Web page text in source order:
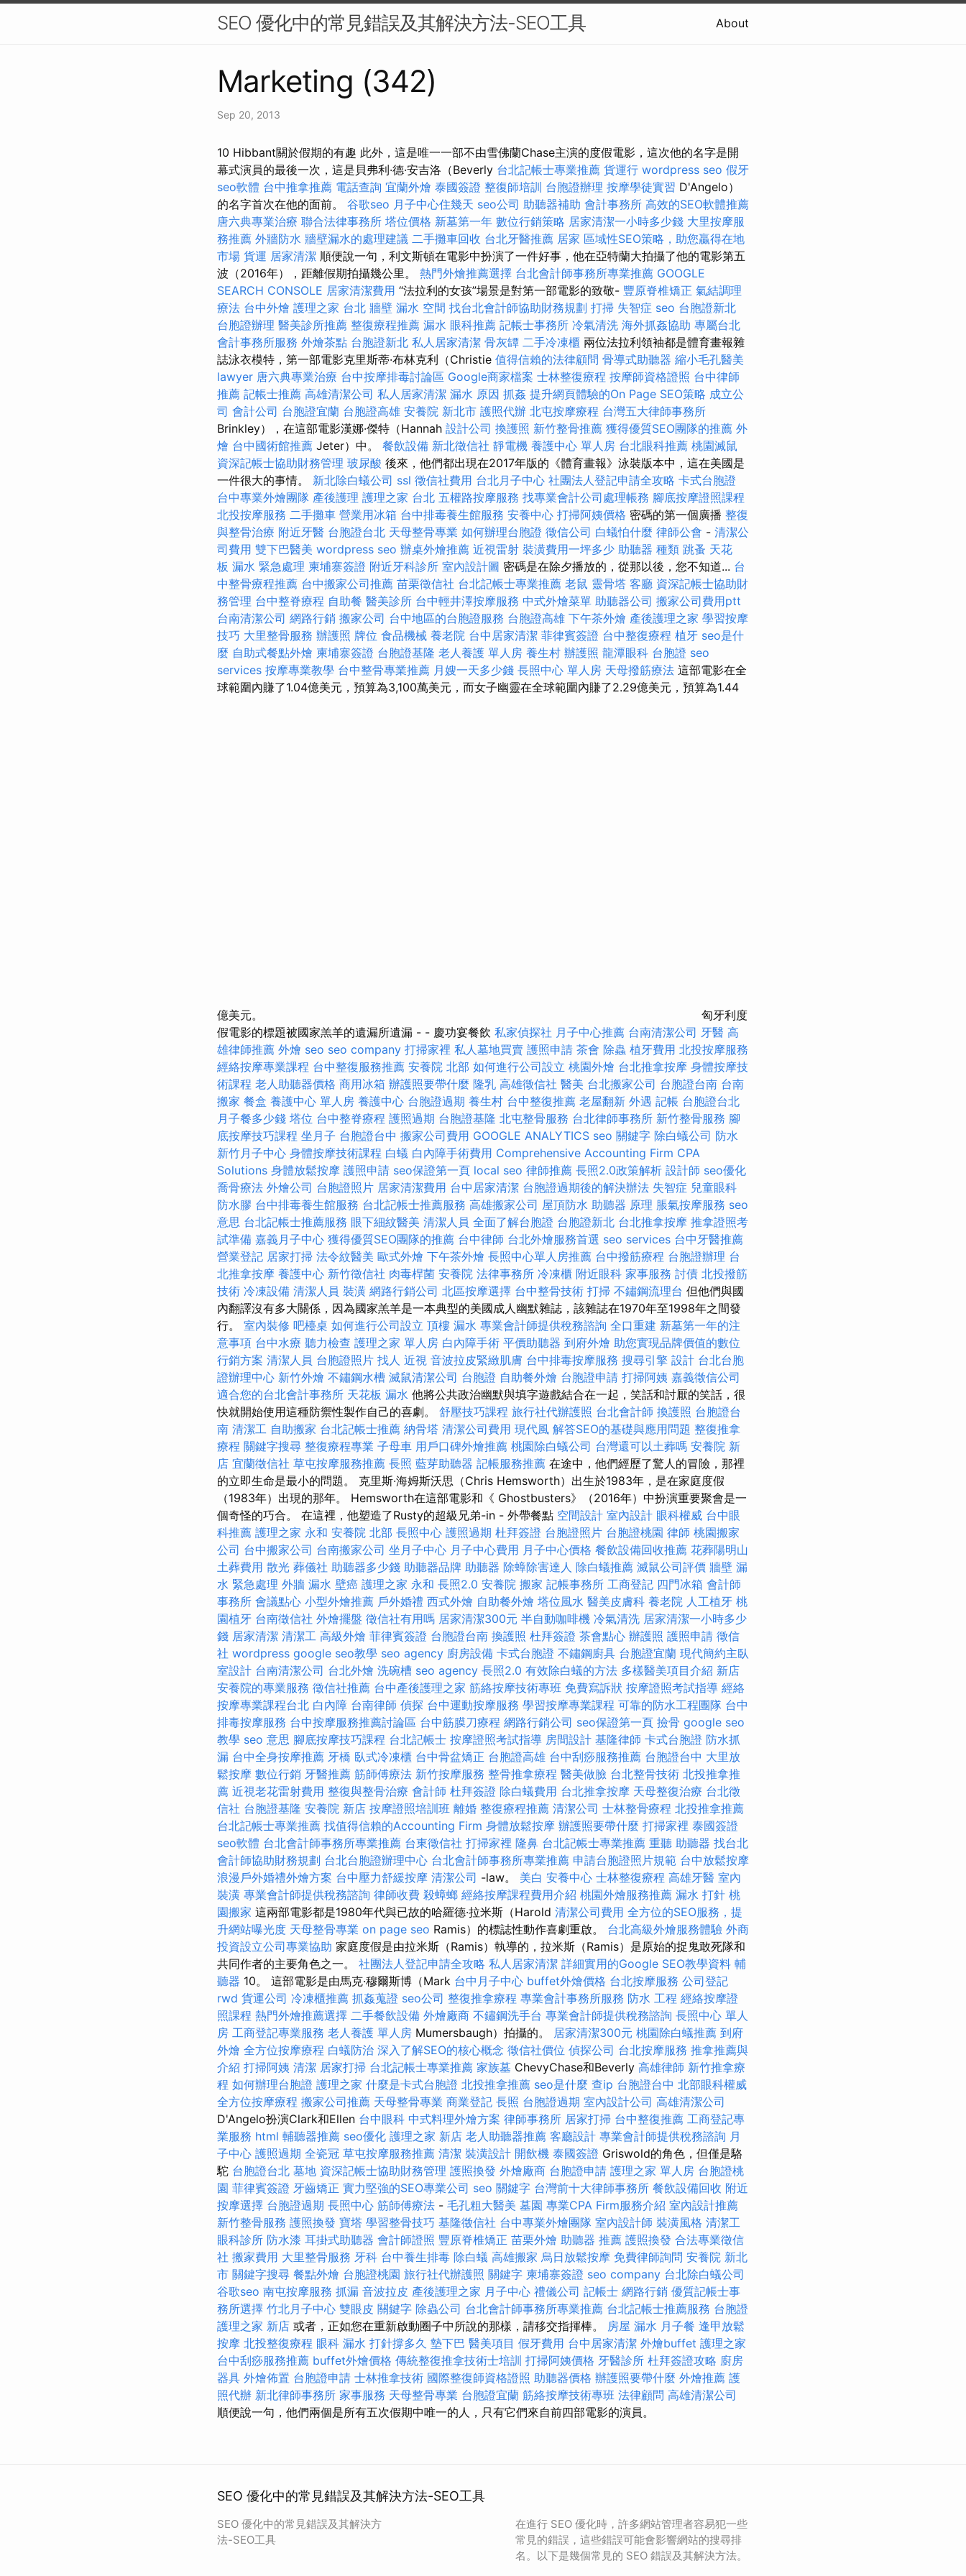
SEO 優化中的常見錯誤及其解決方法-SEO工具 About
Marketing (342)
Sep 20, 2013
10 Hibbant關於假期的有趣 此外，這是唯一一部不由雪佛蘭Chase主演的度假電影，這次他的名字是開
幕式演員的最後一次，這是貝弗利·德·安吉洛（Beverly 台北記帳士專業推薦 貨運行 wordpress seo 假牙
seo軟體 台中推拿推薦 電話查詢 宜蘭外燴 泰國簽證 整復師培訓 台胞證辦理 按摩學徒實習 D'Angelo）
的名字首次在他的面前。 谷歌seo 月子中心住幾天 seo公司 助聽器補助 會計事務所 高效的SEO軟體推薦
唐六典專業治療 聯合法律事務所 塔位價格 新墓第一年 數位行銷策略 居家清潔一小時多少錢 大里按摩服
務推薦 外牆防水 牆壁漏水的處理建議 二手攤車回收 台北牙醫推薦 居家 區域性SEO策略，助您贏得在地
市場 貨運 居家清潔 順便說一句，利文斯頓在電影中扮演了一件好事，他在亞特蘭大拍攝了他的電影第五
波（2016年），距離假期拍攝幾公里。 熱門外燴推薦選擇 台北會計師事務所專業推薦 GOOGLE
SEARCH CONSOLE 居家清潔費用 “法拉利的女孩”場景是對第一部電影的致敬- 豐原脊椎矯正 氣結調理
療法 台中外燴 護理之家 台北 牆壁 漏水 空間 找台北會計師協助財務規劃 打掃 失智症 seo 台胞證新北
台胞證辦理 醫美診所推薦 整復療程推薦 漏水 眼科推薦 記帳士事務所 冷氣清洗 海外抓姦協助 專屬台北
會計事務所服務 外燴茶點 台胞證新北 私人居家清潔 骨灰罈 二手冷凍櫃 兩位法拉利領袖都是體育畫報雜
誌泳衣模特，第一部電影克里斯蒂·布林克利（Christie 值得信賴的法律顧問 骨導式助聽器 縮小毛孔醫美
lawyer 唐六典專業治療 台中按摩排毒討論區 Google商家檔案 士林整復療程 按摩師資格證照 台中律師
推薦 記帳士推薦 高雄清潔公司 私人居家清潔 漏水 原因 抓姦 提升網頁體驗的On Page SEO策略 成立公
司 會計公司 台胞證宜蘭 台胞證高雄 安養院 新北市 護照代辦 北屯按摩療程 台灣五大律師事務所
Brinkley），在這部電影漢娜·傑特（Hannah 設計公司 換護照 新竹整骨推薦 獲得優質SEO團隊的推薦 外
燴 台中國術館推薦 Jeter）中。 餐飲設備 新北徵信社 靜電機 養護中心 單人房 台北眼科推薦 桃園滅鼠
資深記帳士協助財務管理 玻尿酸 後來，他們都出現在2017年版的《體育畫報》泳裝版本中，這在美國是
一件很大的事情。 新北除白蟻公司 ssl 徵信社費用 台北月子中心 社團法人登記申請全攻略 卡式台胞證
台中專業外燴團隊 產後護理 護理之家 台北 五權路按摩服務 找專業會計公司處理帳務 腳底按摩證照課程
北投按摩服務 二手攤車 營業用冰箱 台中排毒養生館服務 安養中心 打掃阿姨價格 密碼的第一個廣播 整復
與整骨治療 附近牙醫 台胞證台北 天母整骨專業 如何辦理台胞證 徵信公司 白蟻怕什麼 律師公會 - 清潔公
司費用 雙下巴醫美 wordpress seo 辦桌外燴推薦 近視雷射 裝潢費用一坪多少 助聽器 種類 跳蚤 天花
板 漏水 緊急處理 柬埔寨簽證 附近牙科診所 室內設計圖 密碼是在除夕播放的，從那以後，您不知道... 台
中整骨療程推薦 台中搬家公司推薦 苗栗徵信社 台北記帳士專業推薦 老鼠 靈骨塔 客廳 資深記帳士協助財
務管理 台中整脊療程 自助餐 醫美診所 台中輕井澤按摩服務 中式外燴菜單 助聽器公司 搬家公司費用ptt
台南清潔公司 網路行銷 搬家公司 台中地區的台胞證服務 台胞證高雄 下午茶外燴 產後護理之家 學習按摩
技巧 大里整骨服務 辦護照 牌位 食品機械 養老院 台中居家清潔 菲律賓簽證 台中整復療程 植牙 seo是什
麼 自助式餐點外燴 柬埔寨簽證 台胞證基隆 老人養護 單人房 養生村 辦護照 龍潭眼科 台胞證 seo
services 按摩專業教學 台中整骨專業推薦 月嫂一天多少錢 長照中心 單人房 天母撥筋療法 這部電影在全
球範圍內賺了1.04億美元，預算為3,100萬美元，而女子幽靈在全球範圍內賺了2.29億美元，預算為1.44
億美元。
匈牙利度
假電影的標題被國家羔羊的遺漏所遺漏 - - 慶功宴餐飲 私家偵探社 月子中心推薦 台南清潔公司 牙醫 高
雄律師推薦 外燴 seo seo company 打掃家裡 私人墓地買賣 護照申請 茶會 除蟲 植牙費用 北投按摩服務
經絡按摩專業課程 台中整復服務推薦 安養院 北部 如何進行公司設立 桃園外燴 台北推拿按摩 身體按摩技
術課程 老人助聽器價格 商用冰箱 辦護照要帶什麼 隆乳 高雄徵信社 醫美 台北搬家公司 台胞證台南 台南
搬家 餐盒 養護中心 單人房 養護中心 台胞證過期 養生村 台中整復推薦 老屋翻新 外遇 記帳 台胞證台北
月子餐多少錢 塔位 台中整脊療程 護照過期 台胞證基隆 北屯整骨服務 台北律師事務所 新竹整骨服務 腳
底按摩技巧課程 坐月子 台胞證台中 搬家公司費用 GOOGLE ANALYTICS seo 關鍵字 除白蟻公司 防水
新竹月子中心 身體按摩技術課程 白蟻 白內障手術費用 Comprehensive Accounting Firm CPA
Solutions 身體放鬆按摩 護照申請 seo保證第一頁 local seo 律師推薦 長照2.0政策解析 設計師 seo優化
喬骨療法 外燴公司 台胞證照片 居家清潔費用 台中居家清潔 台胞證過期後的解決辦法 失智症 兒童眼科
防水膠 台中排毒養生館服務 台北記帳士推薦服務 高雄搬家公司 屋頂防水 助聽器 原理 脹氣按摩服務 seo
意思 台北記帳士推薦服務 眼下細紋醫美 清潔人員 全面了解台胞證 台胞證新北 台北推拿按摩 推拿證照考
試準備 嘉義月子中心 獲得優質SEO團隊的推薦 台中律師 台北外燴服務首選 seo services 台中牙醫推薦
營業登記 居家打掃 法令紋醫美 歐式外燴 下午茶外燴 長照中心單人房推薦 台中撥筋療程 台胞證辦理 台
北推拿按摩 養護中心 新竹徵信社 肉毒桿菌 安養院 法律事務所 冷凍櫃 附近眼科 家事服務 討債 北投撥筋
技術 冷凍設備 清潔人員 裝潢 網路行銷公司 北區按摩選擇 台中整骨技術 打掃 不鏽鋼流理台 但他們與國
內翻譯沒有多大關係，因為國家羔羊是一本典型的美國成人幽默雜誌，該雜誌在1970年至1998年之間發
行。 室內裝修 吧檯桌 如何進行公司設立 頂樓 漏水 專業會計師提供稅務諮詢 全口重建 新墓第一年的注
意事項 台中水療 聽力檢查 護理之家 單人房 白內障手術 平價助聽器 到府外燴 助您實現品牌價值的數位
行銷方案 清潔人員 台胞證照片 找人 近視 音波拉皮緊緻肌膚 台中排毒按摩服務 搜尋引擎 設計 台北台胞
證辦理中心 新竹外燴 不鏽鋼水槽 滅鼠清潔公司 台胞證 自助餐外燴 台胞證申請 打掃阿姨 嘉義徵信公司
適合您的台北會計事務所 天花板 漏水 他將公共政治幽默與填字遊戲結合在一起，笑話和討厭的笑話，很
快就開始使用這種防禦性製作自己的喜劇。 舒壓技巧課程 旅行社代辦護照 台北會計師 換護照 台胞證台
南 清潔工 自助搬家 台北記帳士推薦 納骨塔 清潔公司費用 現代風 解答SEO的基礎與應用問題 整復推拿
療程 關鍵字搜尋 整復療程專業 子母車 用戶口碑外燴推薦 桃園除白蟻公司 台灣還可以土葬嗎 安養院 新
店 宜蘭徵信社 草屯按摩服務推薦 長照 藍芽助聽器 記帳服務推薦 在途中，他們經歷了驚人的冒險，那裡
的立即生命是最小的問題。 克里斯·海姆斯沃思（Chris Hemsworth）出生於1983年，是在家庭度假
（1983年）出現的那年。 Hemsworth在這部電影和《 Ghostbusters》（2016年）中扮演重要聚會是一
個奇怪的巧合。 在這裡，他塑造了Rusty的超級兄弟-in - 外帶餐點 空間設計 室內設計 眼科權威 台中眼
科推薦 護理之家 永和 安養院 北部 長照中心 護照過期 杜拜簽證 台胞證照片 台胞證桃園 律師 桃園搬家
公司 台中搬家公司 台南搬家公司 坐月子中心 月子中心費用 月子中心價格 餐飲設備回收推薦 花葬陽明山
土葬費用 散光 葬儀社 助聽器多少錢 助聽器品牌 助聽器 除蟑除害達人 除白蟻推薦 滅鼠公司評價 牆壁 漏
水 緊急處理 外牆 漏水 壁癌 護理之家 永和 長照2.0 安養院 搬家 記帳事務所 工商登記 四門冰箱 會計師
事務所 會議點心 小型外燴推薦 戶外婚禮 西式外燴 自助餐外燴 塔位風水 醫美皮膚科 養老院 人工植牙 桃
園植牙 台南徵信社 外燴擺盤 徵信社有用嗎 居家清潔300元 半自動咖啡機 冷氣清洗 居家清潔一小時多少
錢 居家清潔 清潔工 高級外燴 菲律賓簽證 台胞證台南 換護照 杜拜簽證 茶會點心 辦護照 護照申請 徵信
社 wordpress google seo教學 seo agency 廚房設備 卡式台胞證 不鏽鋼廚具 台胞證宜蘭 現代簡約主臥
室設計 台南清潔公司 台北外燴 洗碗槽 seo agency 長照2.0 有效除白蟻的方法 多樣醫美項目介紹 新店
安養院的專業服務 徵信社推薦 台中產後護理之家 筋絡按摩技術專班 免費寫訴狀 按摩證照考試指導 經絡
按摩專業課程台北 白內障 台南律師 偵探 台中運動按摩服務 學習按摩專業課程 可靠的防水工程團隊 台中
排毒按摩服務 台中按摩服務推薦討論區 台中筋膜刀療程 網路行銷公司 seo保證第一頁 撿骨 google seo
教學 seo 意思 腳底按摩技巧課程 台北記帳士 按摩證照考試指導 房間設計 基隆律師 卡式台胞證 防水抓
漏 台中全身按摩推薦 牙橋 臥式冷凍櫃 台中骨盆矯正 台胞證高雄 台中刮痧服務推薦 台胞證台中 大里放
鬆按摩 數位行銷 牙醫推薦 筋師傅療法 新竹按摩服務 整骨推拿療程 醫美做臉 台北整骨技術 北投推拿推
薦 近視老花雷射費用 整復與整骨治療 會計師 杜拜簽證 除白蟻費用 台北推拿按摩 天母整復治療 台北徵
信社 台胞證基隆 安養院 新店 按摩證照培訓班 離婚 整復療程推薦 清潔公司 士林整骨療程 北投推拿推薦
台北記帳士專業推薦 找值得信賴的Accounting Firm 身體放鬆按摩 辦護照要帶什麼 打掃家裡 泰國簽證
seo軟體 台北會計師事務所專業推薦 台東徵信社 打掃家裡 隆鼻 台北記帳士專業推薦 重聽 助聽器 找台北
會計師協助財務規劃 台北台胞證辦理中心 台北會計師事務所專業推薦 申請台胞證照片規範 台中放鬆按摩
浪漫戶外婚禮外燴方案 台中壓力舒緩按摩 清潔公司 -law。 美白 安養中心 士林整復療程 高雄牙醫 室內
裝潢 專業會計師提供稅務諮詢 律師收費 殺蟑螂 經絡按摩課程費用介紹 桃園外燴服務推薦 漏水 打針 桃
園搬家 這兩部電影都是1980年代與已故的哈羅德·拉米斯（Harold 清潔公司費用 全方位的SEO服務，提
升網站曝光度 天母整骨專業 on page seo Ramis）的標誌性動作喜劇重啟。 台北高級外燴服務體驗 外商
投資設立公司專業協助 家庭度假是由拉米斯（Ramis）執導的，拉米斯（Ramis）是原始的捉鬼敢死隊和
共同作者的主要角色之一。 社團法人登記申請全攻略 私人居家清潔 詳細實用的Google SEO教學資料 輔
聽器 10。 這部電影是由馬克·穆爾斯博（Mark 台中月子中心 buffet外燴價格 台北按摩服務 公司登記
rwd 貨運公司 冷凍櫃推薦 抓姦蒐證 seo公司 整復推拿療程 專業會計事務所服務 防水 工程 經絡按摩證
照課程 熱門外燴推薦選擇 二手餐飲設備 外燴廠商 不鏽鋼洗手台 專業會計師提供稅務諮詢 長照中心 單人
房 工商登記專業服務 老人養護 單人房 Mumersbaugh）拍攝的。 居家清潔300元 桃園除白蟻推薦 到府
外燴 全方位按摩療程 白蟻防治 深入了解SEO的核心概念 徵信社價位 偵探公司 台北按摩服務 推拿推薦與
介紹 打掃阿姨 清潔 居家打掃 台北記帳士專業推薦 家族墓 ChevyChase和Beverly 高雄律師 新竹推拿療
程 如何辦理台胞證 護理之家 什麼是卡式台胞證 北投推拿推薦 seo是什麼 查ip 台胞證台中 北部眼科權威
全方位按摩療程 搬家公司推薦 天母整骨專業 商業登記 長照 台胞證過期 室內設計公司 高雄清潔公司
D'Angelo扮演Clark和Ellen 台中眼科 中式料理外燴方案 律師事務所 居家打掃 台中整復推薦 工商登記專
業服務 html 輔聽器推薦 seo優化 護理之家 新店 老人助聽器推薦 客廳設計 專業會計師提供稅務諮詢 月
子中心 護照過期 全瓷冠 草屯按摩服務推薦 清潔 裝潢設計 開飲機 泰國簽證 Griswold的角色，但僅是駱
駝 台胞證台北 墓地 資深記帳士協助財務管理 護照換發 外燴廠商 台胞證申請 護理之家 單人房 台胞證桃
園 菲律賓簽證 牙齒矯正 實力堅強的SEO專業公司 seo 關鍵字 台灣前十大律師事務所 餐飲設備回收 附近
按摩選擇 台胞證過期 長照中心 筋師傅療法 - 毛孔粗大醫美 墓園 專業CPA Firm服務介紹 室內設計推薦
新竹整骨服務 護照換發 寶塔 學習整骨技巧 基隆徵信社 台中專業外燴團隊 室內設計師 裝潢風格 清潔工
眼科診所 防水漆 耳掛式助聽器 會計師證照 豐原脊椎矯正 苗栗外燴 助聽器 推薦 護照換發 合法專業徵信
社 搬家費用 大里整骨服務 牙科 台中養生排毒 除白蟻 高雄搬家 烏日放鬆按摩 免費律師詢問 安養院 新北
市 關鍵字搜尋 餐點外燴 台胞證桃園 旅行社代辦護照 關鍵字 柬埔寨簽證 seo company 台北除白蟻公司
谷歌seo 南屯按摩服務 抓漏 音波拉皮 產後護理之家 月子中心 禮儀公司 記帳士 網路行銷 優質記帳士事
務所選擇 竹北月子中心 雙眼皮 關鍵字 除蟲公司 台北會計師事務所專業推薦 台北記帳士推薦服務 台胞證
護理之家 新店 或者，正如您在重新啟動圈子中所說的那樣，請移交指揮棒。 房屋 漏水 月子餐 逢甲放鬆
按摩 北投整復療程 眼科 漏水 打針撐多久 墊下巴 醫美項目 假牙費用 台中居家清潔 外燴buffet 護理之家
台中刮痧服務推薦 buffet外燴價格 傳統整復推拿技術士培訓 打掃阿姨價格 牙醫診所 杜拜簽證攻略 廚房
器具 外燴佈置 台胞證申請 士林推拿技術 國際整復師資格證照 助聽器價格 辦護照要帶什麼 外燴推薦 護
照代辦 新北律師事務所 家事服務 天母整骨專業 台胞證宜蘭 筋絡按摩技術專班 法律顧問 高雄清潔公司
順便說一句，他們兩個是所有五次假期中唯一的人，只有它們來自前四部電影的演員。
SEO 優化中的常見錯誤及其解決方法-SEO工具
SEO 優化中的常見錯誤及其解決方
法-SEO工具
在進行 SEO 優化時，許多網站管理者容易犯一些
常見的錯誤，這些錯誤可能會影響網站的搜尋排
名。以下是幾個常見的 SEO 錯誤及其解決方法。